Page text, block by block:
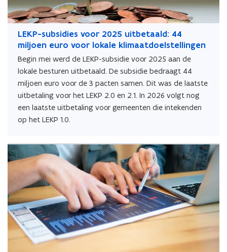
LEKP-subsidies voor 2025 uitbetaald: 44
miljoen euro voor lokale klimaatdoelstellingen
Begin mei werd de LEKP-subsidie voor 2025 aan de
lokale besturen uitbetaald. De subsidie bedraagt 44
miljoen euro voor de 3 pacten samen. Dit was de laatste
uitbetaling voor het LEKP 2.0 en 2.1. In 2026 volgt nog
een laatste uitbetaling voor gemeenten die intekenden
op het LEKP 1.0.